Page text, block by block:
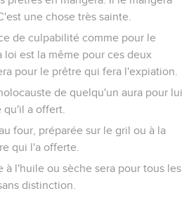
une chose très sainte.
de culpabilité comme pour le
loi est la même pour ces deux
pour le prêtre qui fera l'expiation.
de quelqu'un aura pour lui
qu'il a offert.
four, préparée sur le gril ou à la
qui l'a offerte.
à l'huile ou sèche sera pour tous les
distinction.